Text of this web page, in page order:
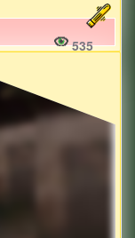
535